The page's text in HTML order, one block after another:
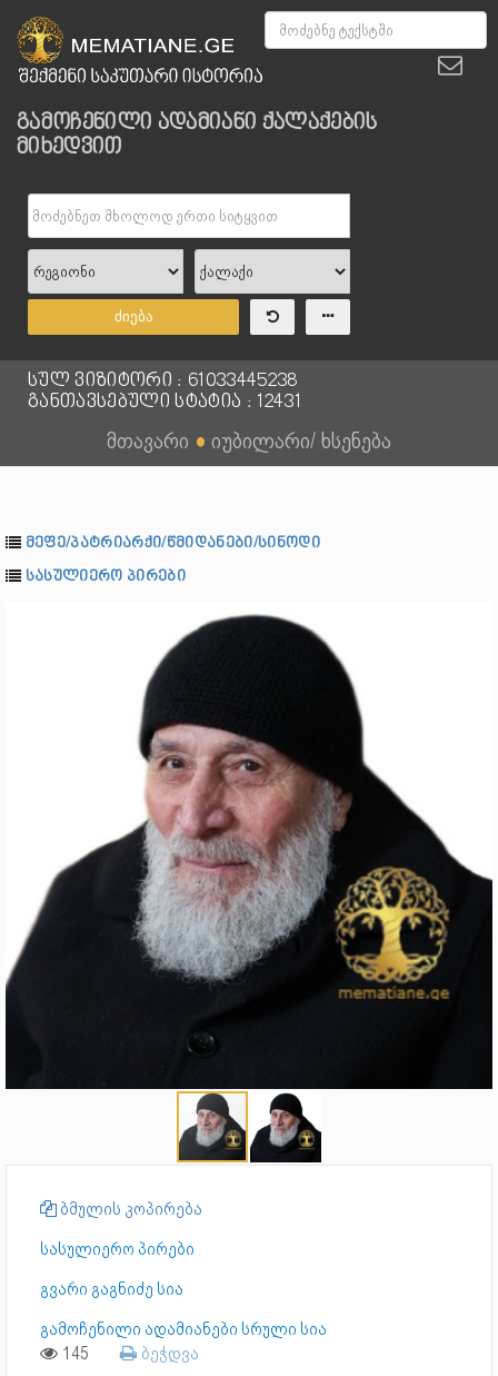
გამოჩენილი ადამიანი ქალაქების
მიხედვით
ძიება
სულ ვიზიტორი : 61033445238
განთავსებული სტატია : 12431
მთავარი ● იუბილარი/ ხსენება
მეფე/პატრიარქი/წმიდანები/სინოდი
სასულიერო პირები
ბმულის კოპირება
სასულიერო პირები
გვარი გაგნიძე სია
გამოჩენილი ადამიანები სრული სია
145 ბეჭდვა